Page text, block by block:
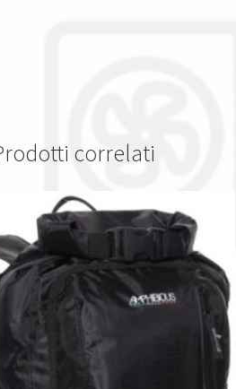
correlati